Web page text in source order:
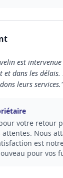
est
et dans les
leurs services."
votre retour
Nous
est
pour vos